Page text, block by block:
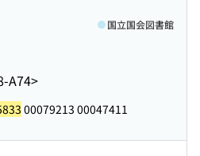
A74>
国立国会図書館
00079213 00047411